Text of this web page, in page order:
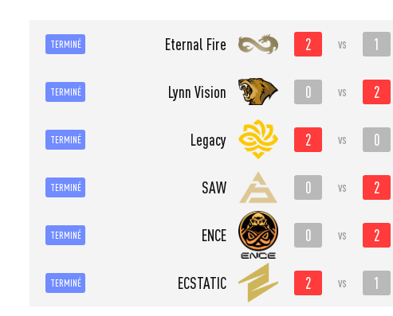
TERMINÉ Eternal Fire 2 vs 1
TERMINÉ Lynn Vision 0 vs 2
TERMINÉ Legacy 2 vs 0
TERMINÉ SAW 0 vs 2
TERMINÉ ENCE 0 vs 2
TERMINÉ ECSTATIC 2 vs 1